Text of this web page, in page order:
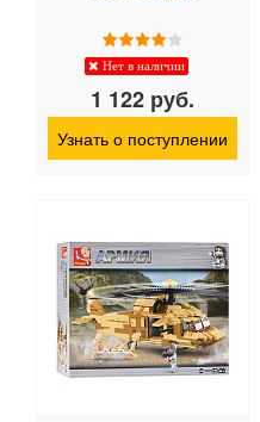
Нет в наличии
1 122 руб.
Узнать о поступлении